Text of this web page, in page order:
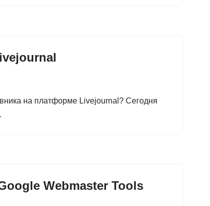
на платформе Livejournal? Сегодня
Webmaster Tools